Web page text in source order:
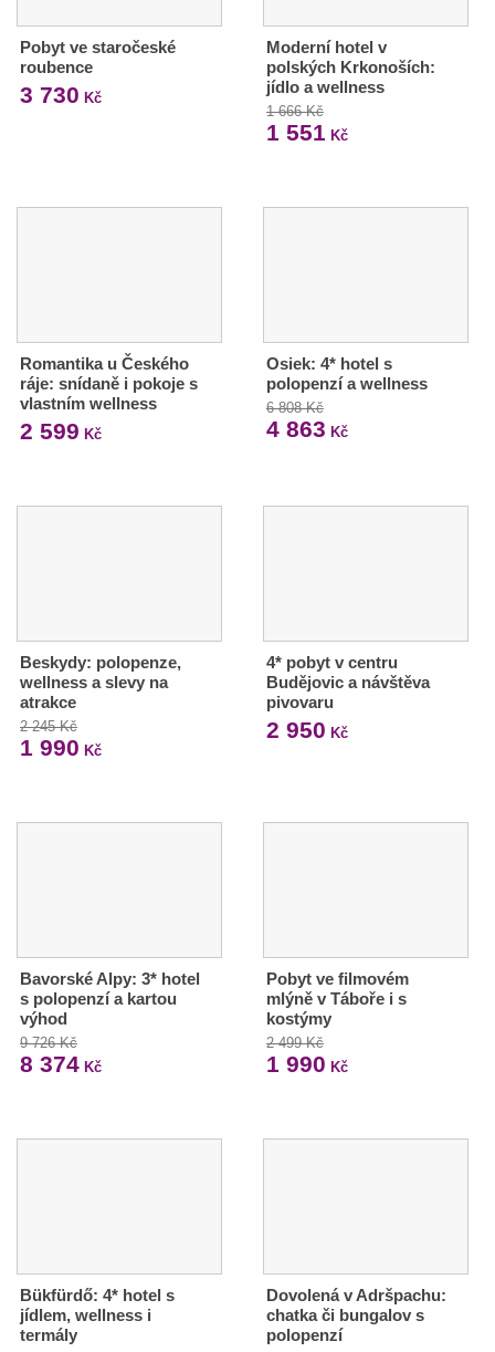
Pobyt ve staročeské
roubence
3 730 Kč
Moderní hotel v
polských Krkonoších:
jídlo a wellness
1 666 Kč
1 551 Kč
Romantika u Českého
ráje: snídaně i pokoje s
vlastním wellness
2 599 Kč
Osiek: 4* hotel s
polopenzí a wellness
6 808 Kč
4 863 Kč
Beskydy: polopenze,
wellness a slevy na
atrakce
2 245 Kč
1 990 Kč
4* pobyt v centru
Budějovic a návštěva
pivovaru
2 950 Kč
Bavorské Alpy: 3* hotel
s polopenzí a kartou
výhod
9 726 Kč
8 374 Kč
Pobyt ve filmovém
mlýně v Táboře i s
kostýmy
2 499 Kč
1 990 Kč
Bükfürdő: 4* hotel s
jídlem, wellness i
termály
Dovolená v Adršpachu:
chatka či bungalov s
polopenzí